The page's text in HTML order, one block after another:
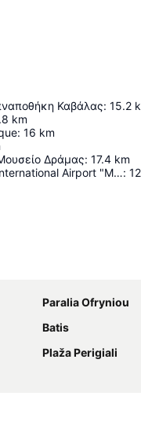
Καβάλας: 15.2
km
: 16 km
Δράμας: 17.4 km
Thessaloniki International Airport "Macedonia":
Paralia Ofryniou
Βatis
Plaža Perigiali